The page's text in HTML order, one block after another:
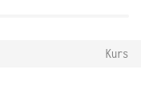
Kurs